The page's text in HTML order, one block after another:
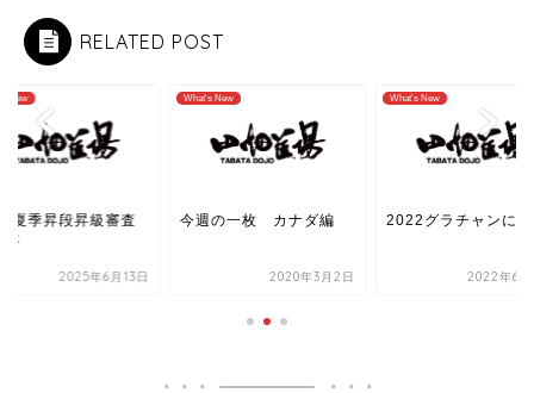
RELATED POST
New
夏季昇段昇級審査
本
2025年6月13日
What's New
今週の一枚 カナダ編
2020年3月2日
What's New
2022グラチャンにて
2022年6